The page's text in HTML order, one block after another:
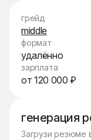
генерация
Загрузи резюме
грейд
middle
формат
удалённо
зарплата
от 120 000 ₽